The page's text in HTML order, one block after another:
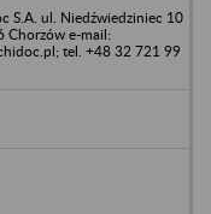
S.A. ul. Niedźwiedziniec 10
Chorzów e-mail:
tel. +48 32 721 99